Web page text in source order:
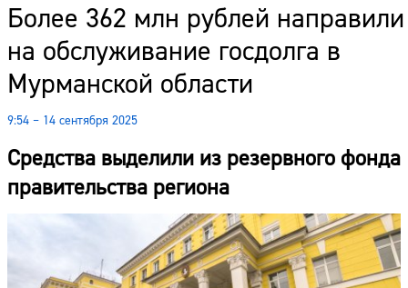
Более 362 млн рублей направили
на обслуживание госдолга в
Мурманской области
9:54 – 14 сентября 2025
Средства выделили из резервного фонда
правительства региона
Наши гости
Фоторепортажи
Погода
Курсы валют